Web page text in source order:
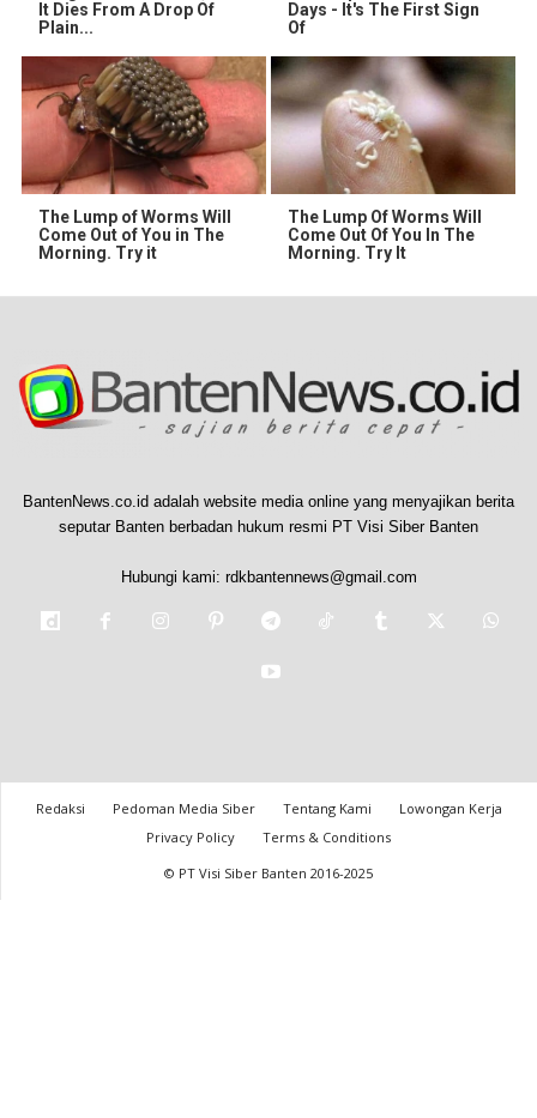
It Dies From A Drop Of
Plain...
Days - It's The First Sign
Of
The Lump of Worms Will
Come Out of You in The
Morning. Try it
The Lump Of Worms Will
Come Out Of You In The
Morning. Try It
BantenNews.co.id adalah website media online yang menyajikan berita
seputar Banten berbadan hukum resmi PT Visi Siber Banten
Hubungi kami: rdkbantennews@gmail.com
Redaksi Pedoman Media Siber Tentang Kami
Lowongan Kerja
Privacy Policy
Terms & Conditions
© PT Visi Siber Banten 2016-2025